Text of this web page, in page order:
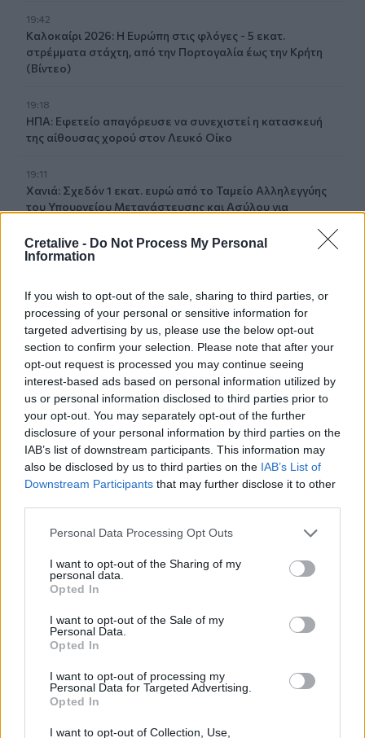
Cretalive - Do Not Process My Personal
Information
If you wish to opt-out of the sale, sharing to third parties, or
processing of your personal or sensitive information for
targeted advertising by us, please use the below opt-out
section to confirm your selection. Please note that after your
opt-out request is processed you may continue seeing
interest-based ads based on personal information utilized by
us or personal information disclosed to third parties prior to
your opt-out. You may separately opt-out of the further
disclosure of your personal information by third parties on the
IAB’s list of downstream participants. This information may
also be disclosed by us to third parties on the IAB’s List of
Downstream Participants that may further disclose it to other
Personal Data Processing Opt Outs
I want to opt-out of the Sharing of my
personal data.
Opted In
I want to opt-out of the Sale of my
Personal Data.
Opted In
I want to opt-out of processing my
Personal Data for Targeted Advertising.
Opted In
I want to opt-out of Collection, Use,
19:42
Καλοκαίρι 2026: Η Ευρώπη στις φλόγες - 5 εκατ.
στρέμματα στάχτη, από την Πορτογαλία έως την Κρήτη
(Βίντεο)
19:18
ΗΠΑ: Εφετείο απαγόρευσε να συνεχιστεί η κατασκευή
της αίθουσας χορού στον Λευκό Οίκο
19:11
Χανιά: Σχεδόν 1 εκατ. ευρώ από το Ταμείο Αλληλεγγύης
του Υπουργείου Μετανάστευσης και Ασύλου για
19:03
Μεταμορφώσεως του Σωτήρος στον Σαρωνικό
18:59
ΗΠΑ: 23.000 θέσεις λιγότερες θέσεις εργασίας τον
Ιούλιο αλλά η ανεργία μειώθηκε
18:45
Άκης Σκέρτσος: «Το ΠΑΣΟΚ υποκαθιστά την οικονομική
ανάλυση με πολιτική προπαγάνδα»
18:40
Οροπέδιο Λασιθίου: Στην τελική ευθεία για τους 45ους
18:30
18:26
ξερά εδάφη και ποτάμια σε ιστορικά χαμηλά επίπεδα
Τι είναι το «Papara» που έγινε viral στη μεταγραφή του
Σαλάχ στην Τουρκία
18:09